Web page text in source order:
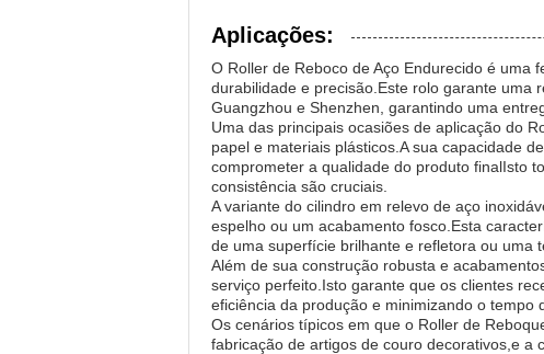
Aplicações:
O Roller de Reboco de Aço Endurecido é uma
durabilidade e precisão.Este rolo garante uma
Guangzhou e Shenzhen, garantindo uma
Uma das principais ocasiões de aplicação do
papel e materiais plásticos.A sua capacidade
comprometer a qualidade do produto finalIsto
consistência são cruciais.
A variante do cilindro em relevo de aço
espelho ou um acabamento fosco.Esta
de uma superfície brilhante e refletora ou uma
Além de sua construção robusta e
serviço perfeito.Isto garante que os clientes
eficiência da produção e minimizando o tempo
Os cenários típicos em que o Roller de
fabricação de artigos de couro decorativos,e a